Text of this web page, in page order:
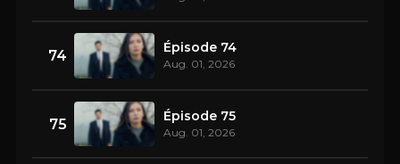
74 Épisode 74
Aug. 01, 2026
75 Épisode 75
Aug. 01, 2026